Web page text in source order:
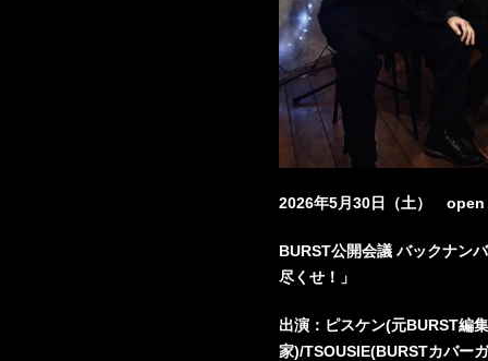
2026年5月30日（土）
BURST公開会議 バックナン
尽くせ！」
出演：ピスケン(元BURST編
家)/TSOUSIE(BURSTカバー